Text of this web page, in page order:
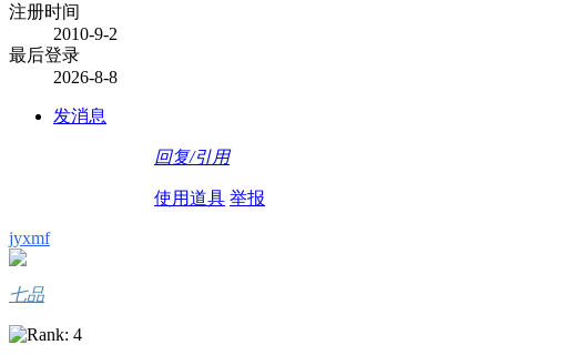
注册时间
2010-9-2
最后登录
2026-8-8
发消息
回复/引用
使用道具 举报
jyxmf
七品